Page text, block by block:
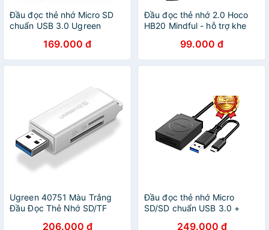
Đầu đọc thẻ nhớ Micro SD
chuẩn USB 3.0 Ugreen
169.000 đ
Đầu đọc thẻ nhớ 2.0 Hoco
HB20 Mindful - hỗ trợ khe
99.000 đ
Ugreen 40751 Màu Trắng
Đầu Đọc Thẻ Nhớ SD/TF
206.000 đ
Đầu đọc thẻ nhớ Micro
SD/SD chuẩn USB 3.0 +
249.000 đ